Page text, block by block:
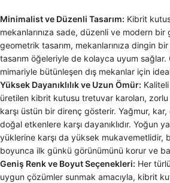
Minimalist ve Düzenli Tasarım: Kibrit
mekanlarınıza sade, düzenli ve modern bir
geometrik tasarım, mekanlarınıza dingin
tasarım öğeleriyle de kolayca uyum
mimariyle bütünleşen dış mekanlar için
Yüksek Dayanıklılık ve Uzun Ömür:
üretilen kibrit kutusu tretuvar karoları, zorlu
karşı üstün bir direnç gösterir. Yağmur, kar,
doğal etkenlere karşı dayanıklıdır. Yoğun
yüklerine karşı da yüksek mukavemetlidir,
boyunca ilk günkü görünümünü korur ve
Geniş Renk ve Boyut Seçenekleri: Her
uygun çözümler sunmak amacıyla, kibrit